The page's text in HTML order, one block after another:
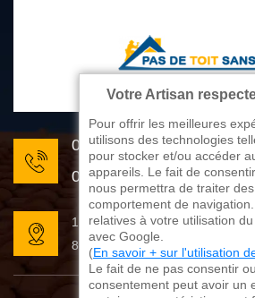
05 33 06 22 81
07 80 33 28 62
176 avenue de Limoges
87270 Couzeix
Votre Artisan
Pour offrir les meilleures
utilisons des technologies
pour stocker et/ou accéder
appareils. Le fait de
nous permettra de traiter
comportement de
relatives à votre utilisation
avec Google.
(En savoir + sur l'utilisation
Le fait de ne pas consentir
consentement peut avoir un